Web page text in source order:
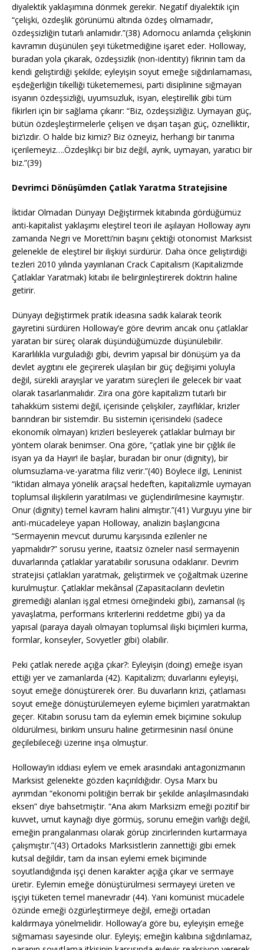
diyalektik yaklaşımına dönmek gerekir. Negatif diyalektik için
“çelişki, özdeşlik görünümü altında özdeş olmamadır,
özdeşsizliğin tutarlı anlamıdır.”(38) Adornocu anlamda çelişkinin
kavramın düşünülen şeyi tüketmediğine işaret eder. Holloway,
buradan yola çıkarak, özdeşsizlik (non-identity) fikrinin tam da
kendi geliştirdiği şekilde; eyleyişin soyut emeğe sığdırılamaması,
eşdeğerliğin tikelliği tüketememesi, parti disiplinine sığmayan
isyanın özdeşsizliği, uyumsuzluk, isyan, eleştirellik gibi tüm
fikirleri için bir sağlama çıkarır: “Biz, özdeşsizliğiz. Uymayan güç,
bütün özdeşleştirmelerle çelişen ve dışarı taşan güç, öznelliktir,
biz’izdir. O halde biz kimiz? Biz özneyiz, herhangi bir tanıma
içerilemeyiz….Özdeşlikçi bir biz değil, ayrık, uymayan, yaratıcı bir
biz.”(39)
Devrimci Dönüşümden Çatlak Yaratma Stratejisine
İktidar Olmadan Dünyayı Değiştirmek kitabında gördüğümüz
anti-kapitalist yaklaşımı eleştirel teori ile aşılayan Holloway aynı
zamanda Negri ve Moretti’nin başını çektiği otonomist Marksist
gelenekle de eleştirel bir ilişkiyi sürdürür. Daha önce geliştirdiği
tezleri 2010 yılında yayınlanan Crack Capitalism (Kapitalizmde
Çatlaklar Yaratmak) kitabı ile belirginleştirerek doktrin haline
getirir.
Dünyayı değiştirmek pratik ideasına sadık kalarak teorik
gayretini sürdüren Holloway’e göre devrim ancak onu çatlaklar
yaratan bir süreç olarak düşündüğümüzde düşünülebilir.
Kararlılıkla vurguladığı gibi, devrim yapısal bir dönüşüm ya da
devlet aygıtını ele geçirerek ulaşılan bir güç değişimi yoluyla
değil, sürekli arayışlar ve yaratım süreçleri ile gelecek bir vaat
olarak tasarlanmalıdır. Zira ona göre kapitalizm tutarlı bir
tahakküm sistemi değil, içerisinde çelişkiler, zayıflıklar, krizler
barındıran bir sistemdir. Bu sistemin içerisindeki (sadece
ekonomik olmayan) krizleri besleyerek çatlaklar bulmayı bir
yöntem olarak benimser. Ona göre, “çatlak yine bir çığlık ile
isyan ya da Hayır! ile başlar, buradan bir onur (dignity), bir
olumsuzlama-ve-yaratma filiz verir.”(40) Böylece ilgi, Leninist
“iktidarı almaya yönelik araçsal hedeften, kapitalizmle uymayan
toplumsal ilişkilerin yaratılması ve güçlendirilmesine kaymıştır.
Onur (dignity) temel kavram halini almıştır.”(41) Vurguyu yine bir
anti-mücadeleye yapan Holloway, analizin başlangıcına
“Sermayenin mevcut durumu karşısında ezilenler ne
yapmalıdır?” sorusu yerine, itaatsiz özneler nasıl sermayenin
duvarlarında çatlaklar yaratabilir sorusuna odaklanır. Devrim
stratejisi çatlakları yaratmak, geliştirmek ve çoğaltmak üzerine
kurulmuştur. Çatlaklar mekânsal (Zapasitacıların devletin
giremediği alanları işgal etmesi örneğindeki gibi), zamansal (iş
yavaşlatma, performans kriterlerini reddetme gibi) ya da
yapısal (paraya dayalı olmayan toplumsal ilişki biçimleri kurma,
formlar, konseyler, Sovyetler gibi) olabilir.
Peki çatlak nerede açığa çıkar?: Eyleyişin (doing) emeğe isyan
ettiği yer ve zamanlarda (42). Kapitalizm; duvarlarını eyleyişi,
soyut emeğe dönüştürerek örer. Bu duvarların krizi, çatlaması
soyut emeğe dönüştürülemeyen eyleme biçimleri yaratmaktan
geçer. Kitabın sorusu tam da eylemin emek biçimine sokulup
öldürülmesi, birikim unsuru haline getirmesinin nasıl önüne
geçilebileceği üzerine inşa olmuştur.
Holloway’in iddiası eylem ve emek arasındaki antagonizmanın
Marksist gelenekte gözden kaçırıldığıdır. Oysa Marx bu
ayrımdan “ekonomi politiğin berrak bir şekilde anlaşılmasındaki
eksen” diye bahsetmiştir. “Ana akım Marksizm emeği pozitif bir
kuvvet, umut kaynağı diye görmüş, sorunu emeğin varlığı değil,
emeğin prangalanması olarak görüp zincirlerinden kurtarmaya
çalışmıştır.”(43) Ortadoks Marksistlerin zannettiği gibi emek
kutsal değildir, tam da insan eylemi emek biçiminde
soyutlandığında işçi denen karakter açığa çıkar ve sermaye
üretir. Eylemin emeğe dönüştürülmesi sermayeyi üreten ve
işçiyi tüketen temel manevradır (44). Yani komünist mücadele
özünde emeği özgürleştirmeye değil, emeği ortadan
kaldırmaya yönelmelidir. Holloway’a göre bu, eyleyişin emeğe
sığmaması sayesinde olur. Eyleyiş; emeğin kalıbına sığdırılamaz,